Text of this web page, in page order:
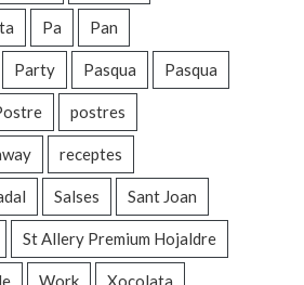
Pa Pan
Party Pasqua Pasqua
postres
receptes
Salses Sant Joan
St Allery Premium Hojaldre
Work Xocolata